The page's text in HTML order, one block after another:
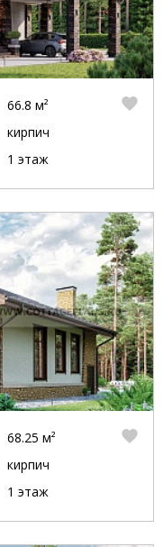
66.8 м²
кирпич
1 этаж
68.25 м²
кирпич
1 этаж